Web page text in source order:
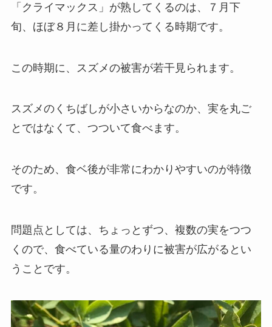
「クライマックス」が熟してくるのは、７月下
旬、ほぼ８月に差し掛かってくる時期です。
この時期に、スズメの被害が若干見られます。
スズメのくちばしが小さいからなのか、実を丸ご
とではなくて、つついて食べます。
そのため、食ベ後が非常にわかりやすいのが特徴
です。
問題点としては、ちょっとずつ、複数の実をつつ
くので、食べている量のわりに被害が広がるとい
うことです。